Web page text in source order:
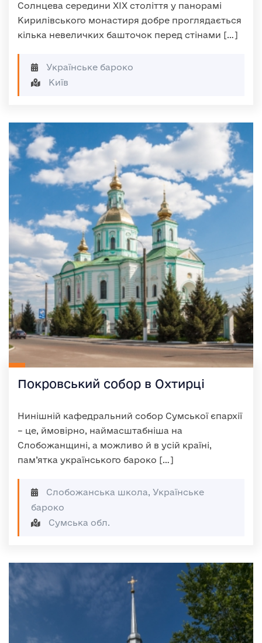
Солнцева середини XIX століття у панорамі
Кирилівського монастиря добре проглядається
кілька невеличких башточок перед стінами […]
Українське бароко
Київ
Покровський собор в Охтирці
Нинішній кафедральний собор Сумської єпархії
– це, ймовірно, наймасштабніша на
Слобожанщині, а можливо й в усій країні,
пам’ятка українського бароко […]
Слобожанська школа, Українське
бароко
Сумська обл.